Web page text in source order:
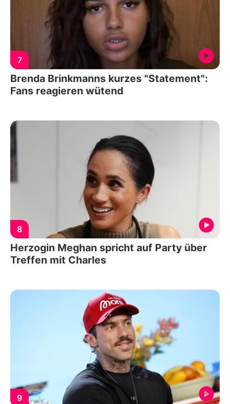
7
Brenda Brinkmanns kurzes "Statement":
Fans reagieren wütend
8
Herzogin Meghan spricht auf Party über
Treffen mit Charles
9